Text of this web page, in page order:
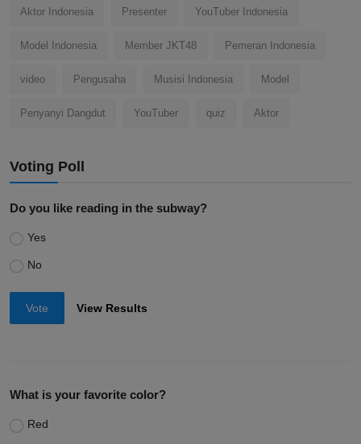
Aktor Indonesia Presenter YouTuber Indonesia
Model Indonesia Member JKT48 Pemeran Indonesia
video Pengusaha Musisi Indonesia Model
Penyanyi Dangdut YouTuber quiz Aktor
Voting Poll
Do you like reading in the subway?
Yes
No
Vote View Results
What is your favorite color?
Red